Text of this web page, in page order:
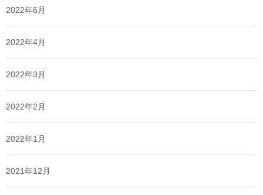
2022年6月
2022年4月
2022年3月
2022年2月
2022年1月
2021年12月